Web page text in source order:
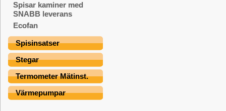
Spisar kaminer med
SNABB leverans
Ecofan
Spisinsatser
Stegar
Termometer Mätinst.
Värmepumpar